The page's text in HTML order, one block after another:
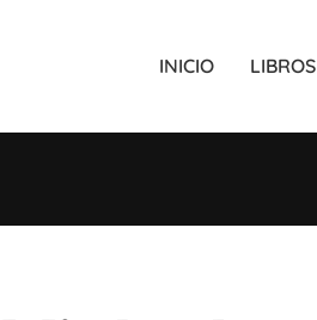
INICIO LIBROS